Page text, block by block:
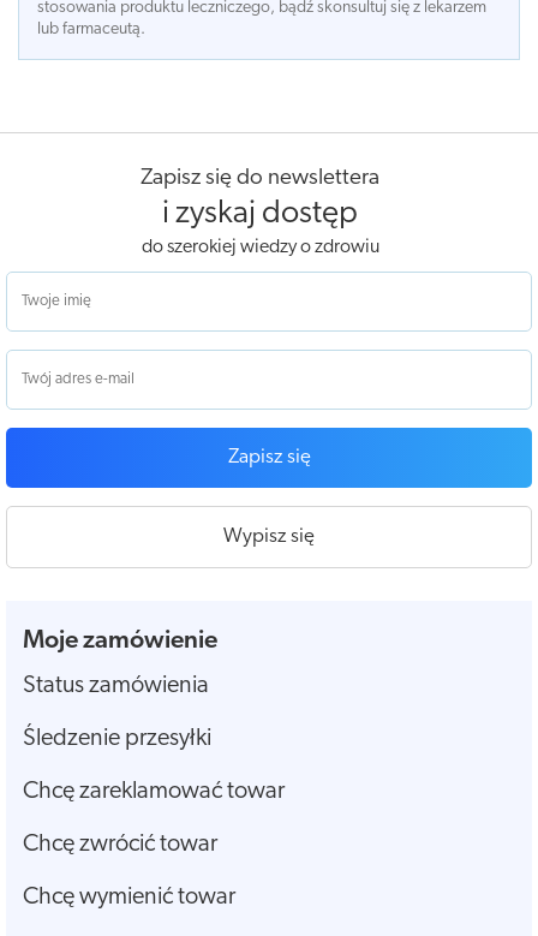
stosowania produktu leczniczego, bądź skonsultuj się z lekarzem
lub farmaceutą.
Zapisz się do newslettera
i zyskaj dostęp
do szerokiej wiedzy o zdrowiu
Zapisz się
Wypisz się
Moje zamówienie
Status zamówienia
Śledzenie przesyłki
Chcę zareklamować towar
Chcę zwrócić towar
Chcę wymienić towar